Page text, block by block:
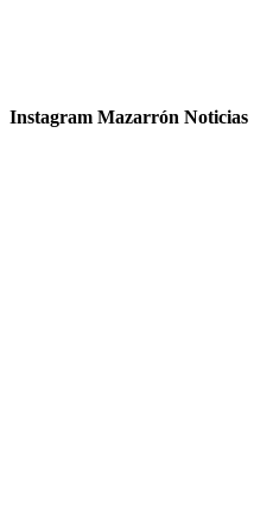
Instagram Mazarrón Noticias